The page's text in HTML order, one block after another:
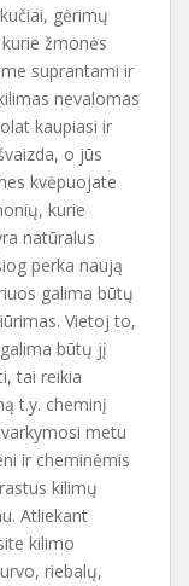
gėrimų
žmonės
suprantami ir
nevalomas
kaupiasi ir
o jūs
kvėpuojate
kurie
natūralus
perka naują
galima būtų
Vietoj to,
būtų jį
tai reikia
t.y. cheminį
metu
ir cheminėmis
kilimų
Atliekant
kilimo
riebalų,